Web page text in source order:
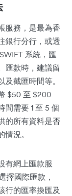
服務，是最為香
銀行分行，或透
系統，匯
匯款時，建議留
截匯時間等。
$50 至 $200
間需要 1 至 5 個
的所有資料是否
況。
有網上匯款服
擇國際匯款，
行的匯率換匯及